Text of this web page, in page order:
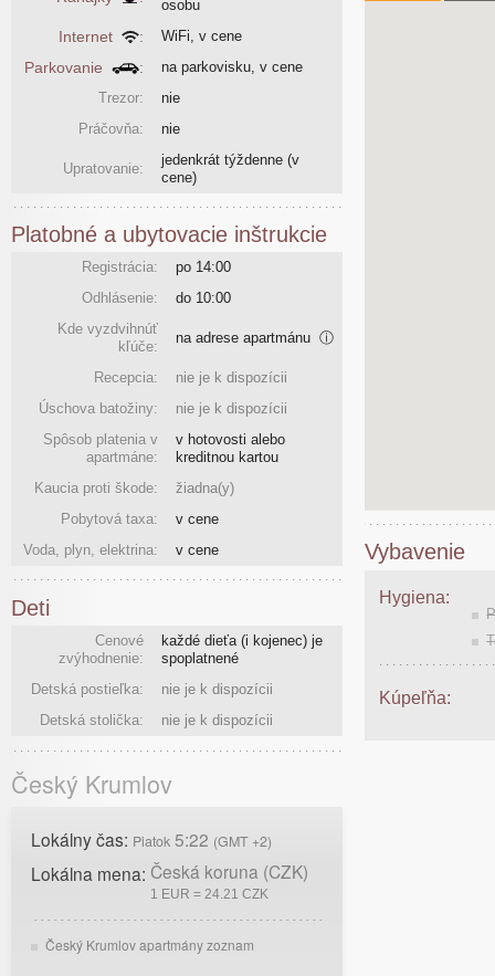
Vybavenie
Hygiena:
Kúpeľňa:
osobu
Internet : WiFi, v cene
Parkovanie :
na parkovisku, v cene
Trezor:
nie
Práčovňa:
nie
Upratovanie:
jedenkrát týždenne (v
cene)
Platobné a ubytovacie inštrukcie
Registrácia:
po 14:00
Odhlásenie:
do 10:00
Kde vyzdvihnúť
kľúče:
na adrese apartmánu ⓘ
Recepcia:
nie je k dispozícii
Úschova batožiny:
nie je k dispozícii
Spôsob platenia v
apartmáne:
v hotovosti alebo
kreditnou kartou
Kaucia proti škode:
žiadna(y)
Pobytová taxa:
v cene
Voda, plyn, elektrina:
v cene
Deti
Cenové
zvýhodnenie:
každé dieťa (i kojenec) je
spoplatnené
Detská postieľka:
nie je k dispozícii
Detská stolička:
nie je k dispozícii
Český Krumlov
Lokálny čas: Piatok 5:22 (GMT +2)
Lokálna mena: Česká koruna (CZK)
1 EUR = 24.21 CZK
Český Krumlov apartmány zoznam